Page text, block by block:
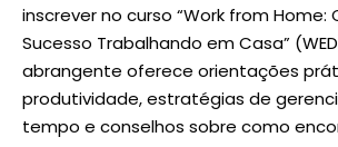
inscrever no curso “Work from Home:
Sucesso Trabalhando em Casa” (WED
abrangente oferece orientações
produtividade, estratégias de
tempo e conselhos sobre como